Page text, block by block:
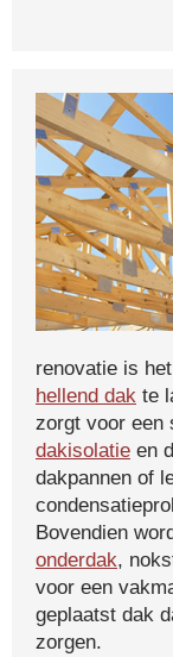
renovatie is
hellend dak te
zorgt voor een
dakisolatie en
dakpannen of
Bovendien
onderdak,
voor een
geplaatst dak
zorgen.